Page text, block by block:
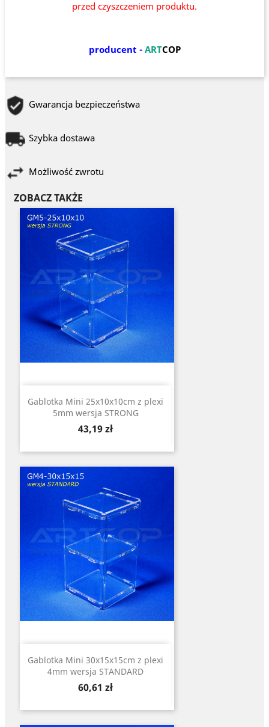
przed czyszczeniem produktu.
producent - ARTCOP
Gwarancja bezpieczeństwa
Szybka dostawa
Możliwość zwrotu
ZOBACZ TAKŻE
Gablotka Mini 25x10x10cm z plexi
5mm wersja STRONG
Cena
43,19 zł
Gablotka Mini 30x15x15cm z plexi
4mm wersja STANDARD
Cena
60,61 zł